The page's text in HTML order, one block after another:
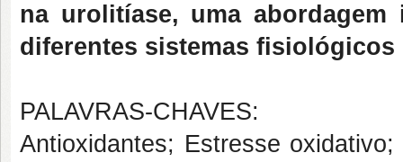
na urolitíase, uma
diferentes sistemas fisiológicos
PALAVRAS-CHAVES:
Antioxidantes; Estresse